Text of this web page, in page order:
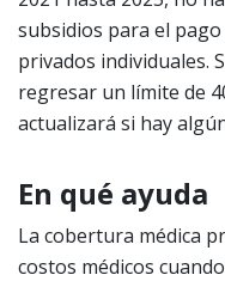
subsidios para el
privados individuales.
regresar un límite de
actualizará si hay
En qué ayuda
La cobertura médica
costos médicos